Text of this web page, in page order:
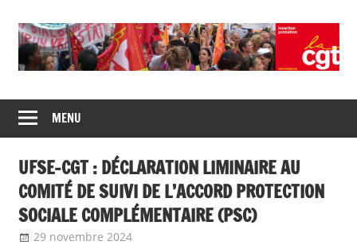
CGT
insertion
probation
de
syndicats
CGT
insertion
probation
MENU
UFSE-CGT : DÉCLARATION LIMINAIRE AU
COMITÉ DE SUIVI DE L’ACCORD PROTECTION
SOCIALE COMPLÉMENTAIRE (PSC)
29 novembre 2024